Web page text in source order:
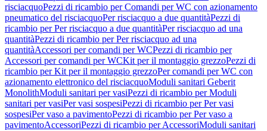
risciacquoPezzi di ricambio per Comandi per WC con azionamento
pneumatico del risciacquoPer risciacquo a due quantitàPezzi di
ricambio per Per risciacquo a due quantitàPer risciacquo ad una
quantitàPezzi di ricambio per Per risciacquo ad una
quantitàAccessori per comandi per WCPezzi di ricambio per
Accessori per comandi per WCKit per il montaggio grezzoPezzi di
ricambio per Kit per il montaggio grezzoPer comandi per WC con
azionamento elettronico del risciacquoModuli sanitari Geberit
MonolithModuli sanitari per vasiPezzi di ricambio per Moduli
sanitari per vasiPer vasi sospesiPezzi di ricambio per Per vasi
sospesiPer vaso a pavimentoPezzi di ricambio per Per vaso a
pavimentoAccessoriPezzi di ricambio per AccessoriModuli sanitari